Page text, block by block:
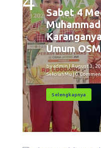
Sabet 4
Umum
byadmin |August 3,
SekolahMu| 0
Selengkapnya